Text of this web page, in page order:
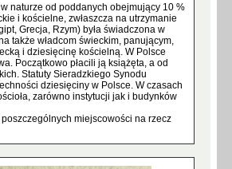
naturze od poddanych obejmujący 10 %
i kościelne, zwłaszcza na utrzymanie
Grecja, Rzym) była świadczona w
także władcom świeckim, panującym,
i dziesięcinę kościelną. W Polsce
Początkowo płacili ją książęta, a od
Statuty Sieradzkiego Synodu
dziesięciny w Polsce. W czasach
zarówno instytucji jak i budynków
miejscowości na rzecz